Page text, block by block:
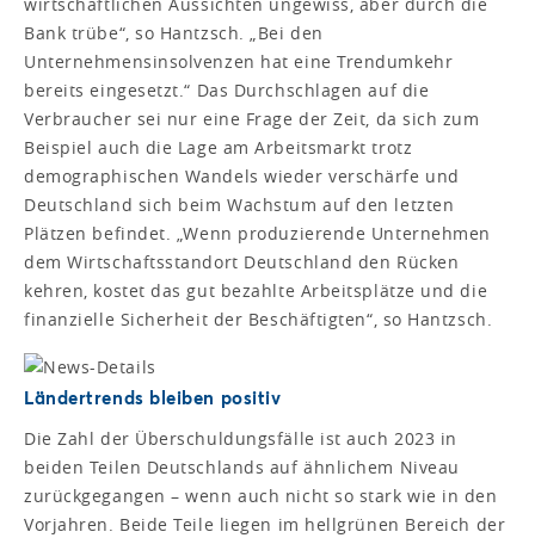
wirtschaftlichen Aussichten ungewiss, aber durch die
Bank trübe“, so Hantzsch. „Bei den
Unternehmensinsolvenzen hat eine Trendumkehr
bereits eingesetzt.“ Das Durchschlagen auf die
Verbraucher sei nur eine Frage der Zeit, da sich zum
Beispiel auch die Lage am Arbeitsmarkt trotz
demographischen Wandels wieder verschärfe und
Deutschland sich beim Wachstum auf den letzten
Plätzen befindet. „Wenn produzierende Unternehmen
dem Wirtschaftsstandort Deutschland den Rücken
kehren, kostet das gut bezahlte Arbeitsplätze und die
finanzielle Sicherheit der Beschäftigten“, so Hantzsch.
Ländertrends bleiben positiv
Die Zahl der Überschuldungsfälle ist auch 2023 in
beiden Teilen Deutschlands auf ähnlichem Niveau
zurückgegangen – wenn auch nicht so stark wie in den
Vorjahren. Beide Teile liegen im hellgrünen Bereich der